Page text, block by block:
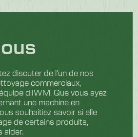
discuter de l'un de nos
commerciaux,
d'IWM. Que vous ayez
une machine en
souhaitiez savoir si elle
de certains produits,
aider.